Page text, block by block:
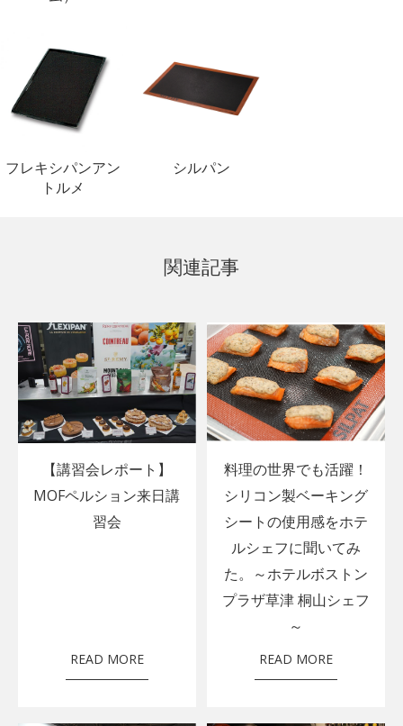
フレキシパンアン
トルメ
シルパン
関連記事
【講習会レポート】
MOFペルション来日講
習会
READ MORE
料理の世界でも活躍！
シリコン製ベーキング
シートの使用感をホテ
ルシェフに聞いてみ
た。～ホテルボストン
プラザ草津 桐山シェフ
～
READ MORE